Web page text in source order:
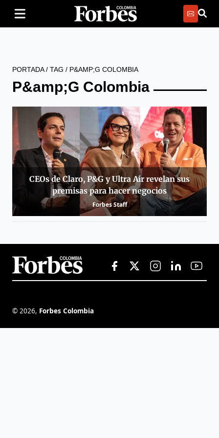
PORTADA/ TAG / P&AMP;G COLOMBIA
P&amp;G Colombia
CEOs de Claro, P&G y Ultra Air revelan sus
premisas para hacer negocios
Forbes Staff
© 2026, Forbes Colombia